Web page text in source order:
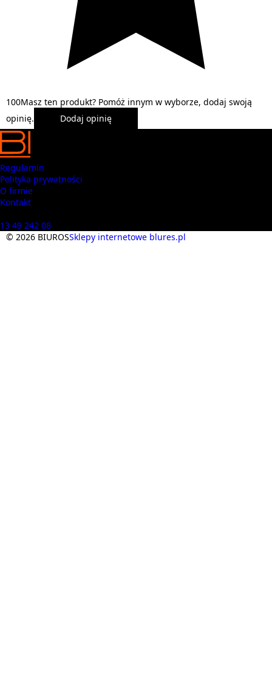
100Masz ten produkt? Pomóż innym w wyborze, dodaj swoją
opinię.
Dodaj opinię
Regulamin
Polityka prywatności
O firmie
Kontakt
13 49 242 08
© 2026 BIUROSSklepy internetowe blures.pl